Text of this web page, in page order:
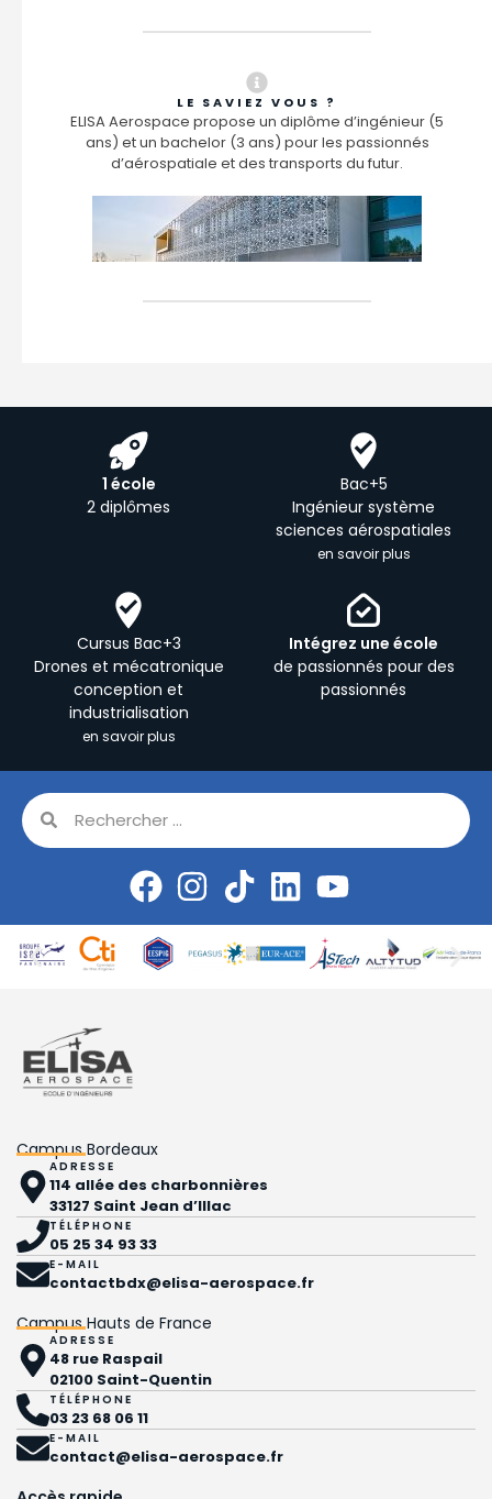
LE SAVIEZ VOUS ?
ELISA Aerospace propose un diplôme d’ingénieur (5
ans) et un bachelor (3 ans) pour les passionnés
d’aérospatiale et des transports du futur.
1 école
2 diplômes
Bac+5
Ingénieur système
sciences aérospatiales
en savoir plus
Cursus Bac+3
Drones et mécatronique
conception et
industrialisation
en savoir plus
Intégrez une école
de passionnés pour des
passionnés
Campus Bordeaux
ADRESSE
114 allée des charbonnières
33127 Saint Jean d’Illac
TÉLÉPHONE
05 25 34 93 33
E-MAIL
contactbdx@elisa-aerospace.fr
Campus Hauts de France
ADRESSE
48 rue Raspail
02100 Saint-Quentin
TÉLÉPHONE
03 23 68 06 11
E-MAIL
contact@elisa-aerospace.fr